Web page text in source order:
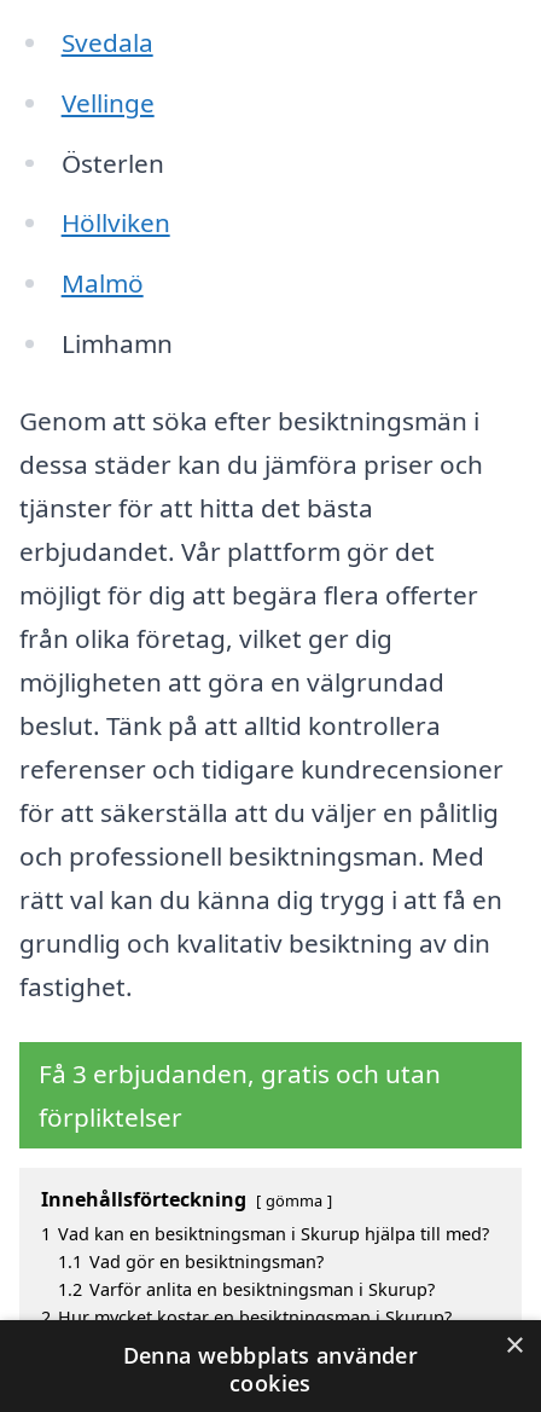
Svedala
Vellinge
Österlen
Höllviken
Malmö
Limhamn
Genom att söka efter besiktningsmän i
dessa städer kan du jämföra priser och
tjänster för att hitta det bästa
erbjudandet. Vår plattform gör det
möjligt för dig att begära flera offerter
från olika företag, vilket ger dig
möjligheten att göra en välgrundad
beslut. Tänk på att alltid kontrollera
referenser och tidigare kundrecensioner
för att säkerställa att du väljer en pålitlig
och professionell besiktningsman. Med
rätt val kan du känna dig trygg i att få en
grundlig och kvalitativ besiktning av din
fastighet.
Få 3 erbjudanden, gratis och utan
förpliktelser
Innehållsförteckning gömma
1 Vad kan en besiktningsman i Skurup hjälpa till med?
1.1 Vad gör en besiktningsman?
1.2 Varför anlita en besiktningsman i Skurup?
2 Hur mycket kostar en besiktningsman i Skurup?
Fördelar med att välja besiktningsman i Skurup
Sök efter en skicklig besiktningsman i de omgivande
×
Denna webbplats använder
cookies